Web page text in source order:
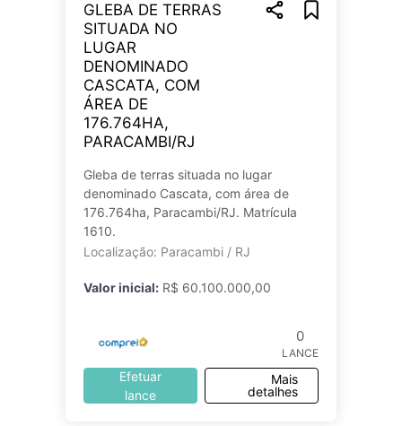
GLEBA DE TERRAS
SITUADA NO
LUGAR
DENOMINADO
CASCATA, COM
ÁREA DE
176.764HA,
PARACAMBI/RJ
Gleba de terras situada no lugar
denominado Cascata, com área de
176.764ha, Paracambi/RJ. Matrícula
1610.
Localização: Paracambi / RJ
Valor inicial: R$ 60.100.000,00
0
LANCE
Efetuar
lance
Mais
detalhes